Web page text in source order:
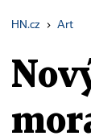
HN.cz › Art